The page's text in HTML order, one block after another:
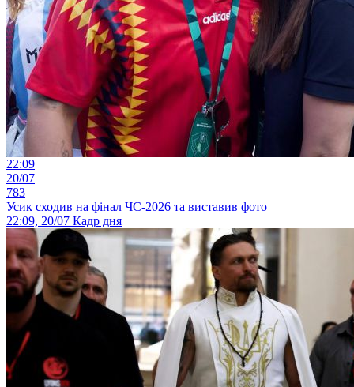
22:09
20/07
783
Усик сходив на фінал ЧС-2026 та виставив фото
22:09, 20/07 Кадр дня